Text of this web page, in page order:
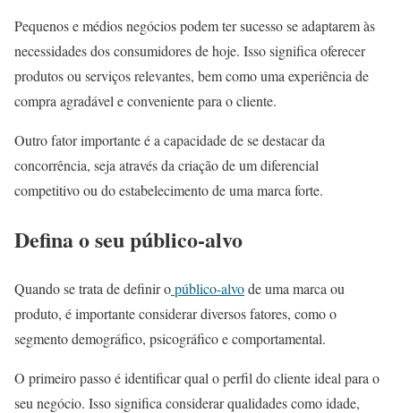
Pequenos e médios negócios podem ter sucesso se adaptarem às
necessidades dos consumidores de hoje. Isso significa oferecer
produtos ou serviços relevantes, bem como uma experiência de
compra agradável e conveniente para o cliente.
Outro fator importante é a capacidade de se destacar da
concorrência, seja através da criação de um diferencial
competitivo ou do estabelecimento de uma marca forte.
Defina o seu público-alvo
Quando se trata de definir opúblico-alvode uma marca ou
produto, é importante considerar diversos fatores, como o
segmento demográfico, psicográfico e comportamental.
O primeiro passo é identificar qual o perfil do cliente ideal para o
seu negócio. Isso significa considerar qualidades como idade,